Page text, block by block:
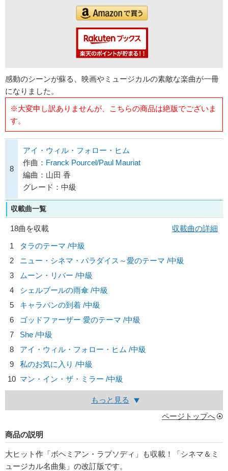
感動のシーンが蘇る、映画やミュージカルの素敵な楽曲が一冊
になりました。
※大変申し訳ありませんが、こちらの商品は絶版でございま
す。
8
アイ・ウィル・フォロー・ヒム
作曲： Franck Pourcel/Paul Mauriat
編曲：山田 香
グレード：中級
収載曲一覧
18曲を収載
収載曲の詳細
1
タラのテーマ /中級
2
ニュー・シネマ・パラダイス～愛のテーマ /中級
3
ムーン・リバー /中級
4
シェルブールの雨傘 /中級
5
キャラバンの到着 /中級
6
ゴッドファーザー 愛のテーマ /中級
7
She /中級
8
アイ・ウィル・フォロー・ヒム /中級
9
私のお気に入り /中級
10 マン・イン・ザ・ミラー /中級
もっと見る
ページトップへ
商品の説明
大ヒット作「ボヘミアン・ラプソディ」も収載！「シネマ＆ミ
ュージカル名曲集」の改訂版です。